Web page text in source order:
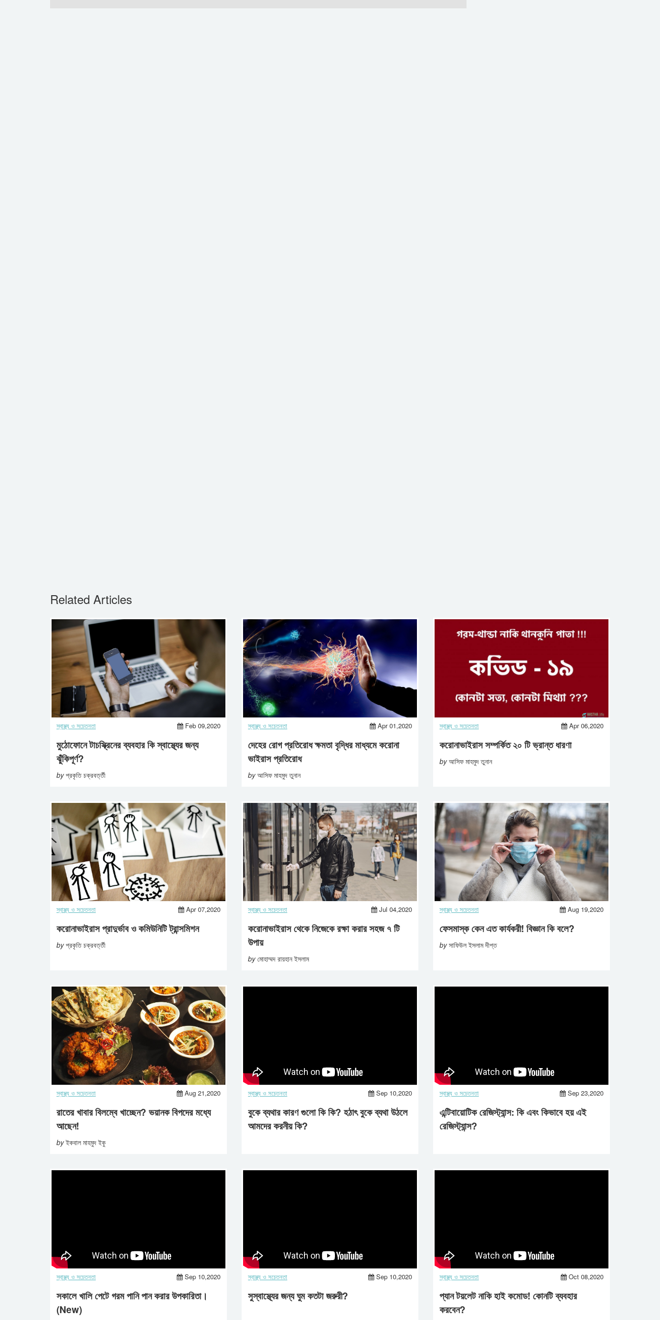
Related Articles
স্বাস্থ্য ও সচেতনতা Feb 09,2020
মুঠোফোনে টাচস্ক্রিনের ব্যবহার কি স্বাস্থ্যের জন্য
ঝুঁকিপূর্ণ?
byপ্রকৃতি চক্রবর্ত্তী
স্বাস্থ্য ও সচেতনতা Apr 01,2020
দেহের রোগ প্রতিরোধ ক্ষমতা বৃদ্ধির মাধ্যমে করোনা
ভাইরাস প্রতিরোধ
byআসিফ মাহমুদ তুনান
স্বাস্থ্য ও সচেতনতা Apr 06,2020
করোনাভাইরাস সম্পর্কিত ২০ টি ভ্রান্ত ধারণা
byআসিফ মাহমুদ তুনান
স্বাস্থ্য ও সচেতনতা Apr 07,2020
করোনাভাইরাস প্রাদুর্ভাব ও কমিউনিটি ট্রান্সমিশন
byপ্রকৃতি চক্রবর্ত্তী
স্বাস্থ্য ও সচেতনতা Jul 04,2020
করোনাভাইরাস থেকে নিজেকে রক্ষা করার সহজ ৭ টি
উপায়
byমোহাম্মদ রায়হান ইসলাম
স্বাস্থ্য ও সচেতনতা Aug 19,2020
ফেসমাস্ক কেন এত কার্যকরী! বিজ্ঞান কি বলে?
byসাফিউল ইসলাম দীপ্ত
স্বাস্থ্য ও সচেতনতা Aug 21,2020
রাতের খাবার বিলম্বে খাচ্ছেন? ভয়ানক বিপদের মধ্যে
আছেন!
byইকবাল মাহমুদ ইকু
স্বাস্থ্য ও সচেতনতা Sep 10,2020
বুকে ব্যথার কারণ গুলো কি কি? হঠাৎ বুকে ব্যথা উঠলে
আমদের করনীয় কি?
স্বাস্থ্য ও সচেতনতা Sep 23,2020
এন্টিবায়োটিক রেজিস্ট্যান্স: কি এবং কিভাবে হয় এই
রেজিস্ট্যান্স?
স্বাস্থ্য ও সচেতনতা Sep 10,2020
সকালে খালি পেটে গরম পানি পান করার উপকারিতা।
(New)
স্বাস্থ্য ও সচেতনতা Sep 10,2020
সুস্বাস্থ্যের জন্য ঘুম কতটা জরুরী?
স্বাস্থ্য ও সচেতনতা Oct 08,2020
প্যান টয়লেট নাকি হাই কমোড! কোনটি ব্যবহার
করবেন?